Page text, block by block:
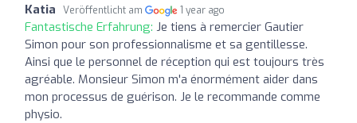
Katia Veröffentlicht am 1 year ago
Fantastische Erfahrung: Je tiens à remercier Gautier
Simon pour son professionnalisme et sa gentillesse.
Ainsi que le personnel de réception qui est toujours très
agréable. Monsieur Simon m'a énormément aider dans
mon processus de guérison. Je le recommande comme
physio.